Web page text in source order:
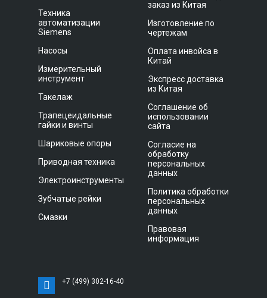
Техника
автоматизации
Siemens
Насосы
Измерительный
инструмент
Такелаж
Трапецеидальные
гайки и винты
Шариковые опоры
Приводная техника
Электроинструменты
Зубчатые рейки
Смазки
заказ из Китая
Изготовление по
чертежам
Оплата инвойса в
Китай
Экспресс доставка
из Китая
Соглашение об
использовании
сайта
Согласие на
обработку
персональных
данных
Политика обработки
персональных
данных
Правовая
информация
+7 (499) 302-16-40